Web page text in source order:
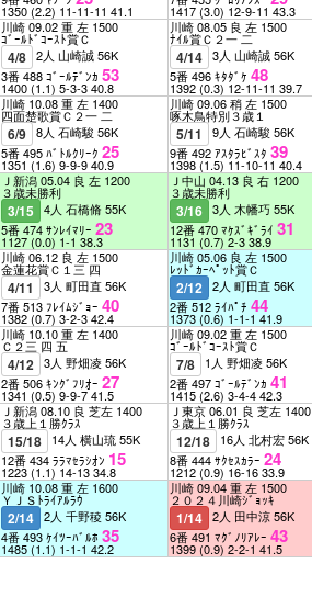
1350(2.2) 11-11-11 41.1 1417(3.0) 12-9-11 43.3
川崎 09.02 重 左 1500
ｺﾞｰﾙﾄﾞｺｰｽﾄ賞Ｃ
4/8 2人 山崎誠 56K
3番 488 ｺﾞｰﾙﾃﾞﾝｶ53
1400(1.1) 5-3-340.8
川崎 08.05 良 左 1500
ﾅｲﾙ賞Ｃ２一 二
4/14 3人 山崎誠 56K
5番 496 ｷﾀﾀﾞｹ48
1392(0.3) 12-11-11 39.7
川崎 10.08 重 左 1400
四面楚歌賞Ｃ２一 二
6/9 8人 石崎駿 56K
5番 495 ﾊﾞﾄﾙｸﾘｰｸ25
1351(1.6) 9-9-940.9
川崎 09.06 稍 左 1500
啄木鳥特別３歳１
5/11
9人 石崎駿 56K
9番 492 ｱｽﾀﾗﾋﾞｽﾀ39
1398(1.5) 11-10-11 40.4
Ｊ新潟 05.04 良 左 1200
３歳未勝利
3/15
4人 石橋脩 55K
5番 474 ｻﾝﾚｲﾏﾘｰ23
1127(0.0) 1-1 38.3
Ｊ中山 04.13 良 右 1200
３歳未勝利
3/16 3人 木幡巧 55K
12番 470 ﾏｹｽﾞｷﾞﾗｲ31
1131(0.7) 2-338.9
川崎 06.12 良 左 1500
金蓮花賞Ｃ１三 四
4/11
3人 町田直 56K
7番 513 ﾌﾚｲﾑｼﾞｮｰ40
1382(0.7) 3-2-342.4
川崎 05.06 良 左 1500
ﾚｯﾄﾞｶｰﾍﾟｯﾄ賞Ｃ
2/12 2人 町田直 56K
2番 512 ﾗｲﾊﾟﾁ44
1373(0.6) 1-1-1 41.9
川崎 10.10 重 左 1400
Ｃ２三 四 五
4/12 3人 野畑凌 56K
2番 506 ｷﾝｸﾞﾌﾘｵｰ27
1341(0.5) 9-9-741.5
川崎 09.02 重 左 1500
ｺﾞｰﾙﾄﾞｺｰｽﾄ賞Ｃ
7/8
1人 野畑凌 56K
2番 497 ｺﾞｰﾙﾃﾞﾝｶ41
1415(2.6) 3-4-442.3
Ｊ新潟 08.10 良 芝左 1400
３歳上１勝ｸﾗｽ
15/18
14人 横山琉 55K
12番 434 ﾗﾗﾏｾﾗｼｵﾝ 15
1223(1.1) 14-1334.8
Ｊ東京 06.01 良 芝左 1400
３歳上１勝ｸﾗｽ
12/18
16人 北村宏 56K
8番 444 ｻｸｾｽｶﾗｰ24
1212(0.9) 16-1633.9
川崎 10.08 重 左 1600
ＹＪＳﾄﾗｲｱﾙﾗｳ
2/14 2人 千野稜 56K
4番 493 ｹｲﾂｰﾊﾞﾙﾎ35
1485(1.1) 1-1-1 42.2
川崎 09.04 重 左 1500
２０２４川崎ｼﾞｮｯｷ
1/14 2人 田中涼 56K
6番 491 ﾏｸﾞﾉﾘｱﾚｰ43
1399(0.9) 2-2-1 41.5